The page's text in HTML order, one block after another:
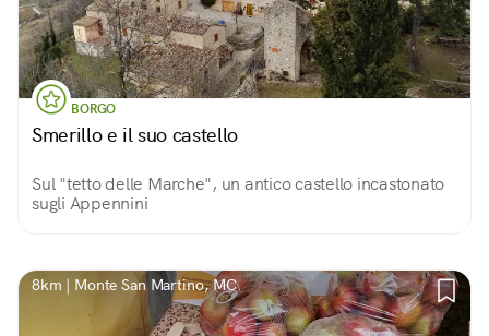
BORGO
Smerillo e il suo castello
Sul "tetto delle Marche", un antico castello incastonato
sugli Appennini
8km | Monte San Martino, MC